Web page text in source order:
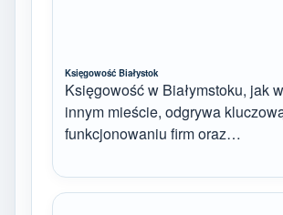
Księgowość Białystok
Księgowość w Białymstoku, jak
innym mieście, odgrywa
funkcjonowaniu firm oraz…